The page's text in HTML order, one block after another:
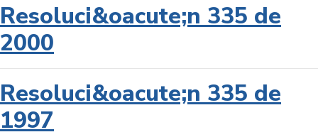
Resoluci&oacute;n 335 de
2000
Resoluci&oacute;n 335 de
1997